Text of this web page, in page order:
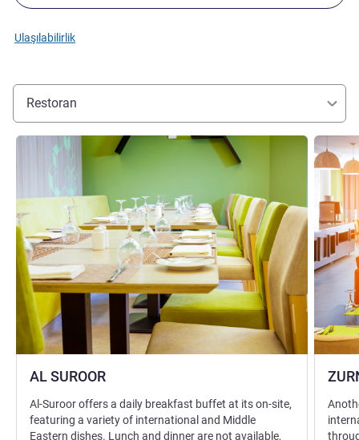
Ulaşılabilirlik
Restoran
AL SUROOR
Ayrıntıları göster
Al-Suroor offers a daily breakfast buffet at its on-site,
featuring a variety of international and Middle
Eastern dishes. Lunch and dinner are not available,